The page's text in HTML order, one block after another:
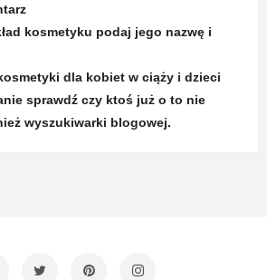
kosmetyku podaj jego nazwę i
dla kobiet w ciąży i dzieci
sprawdź czy ktoś już o to nie
wyszukiwarki blogowej.